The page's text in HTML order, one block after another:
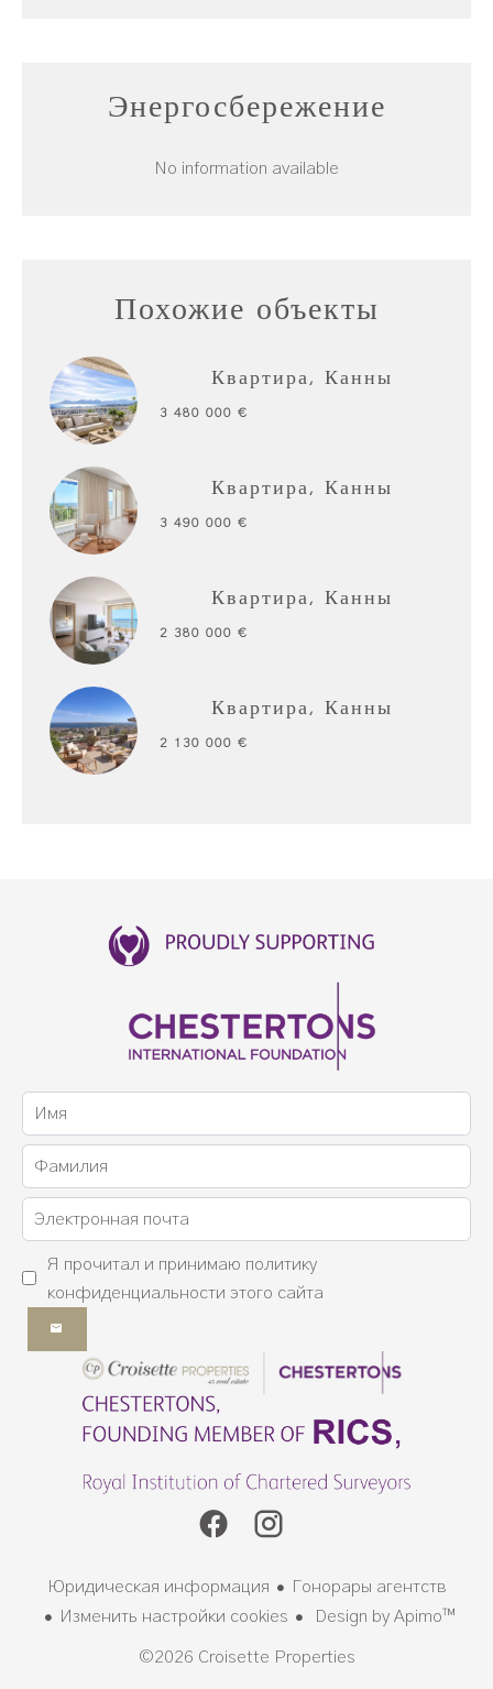
Энергосбережение
No information available
Похожие объекты
Квартира, Канны
3 480 000 €
Квартира, Канны
3 490 000 €
Квартира, Канны
2 380 000 €
Квартира, Канны
2 130 000 €
Я прочитал и принимаю политику
конфиденциальности этого сайта
Юридическая информация
Гонорары агентств
Изменить настройки cookies
Design by Apimo™
©2026 Croisette Properties